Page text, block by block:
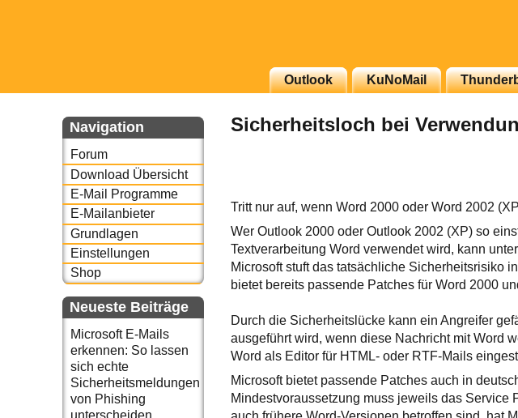
Outlook KuNoMail
Navigation
Forum
Download Übersicht
E-Mail Programme
E-Mailanbieter
Grundlagen
Einstellungen
Shop
Neueste Beiträge
Microsoft E-Mails
erkennen: So lassen
sich echte
Sicherheitsmeldungen
von Phishing
unterscheiden
Sicherheitsloch bei
Tritt nur auf, wenn Word 2000 oder Word 2002
Wer Outlook 2000 oder Outlook 2002 (XP) so
Textverarbeitung Word verwendet wird, kann
Microsoft stuft das tatsächliche Sicherheitsrisiko
bietet bereits passende Patches für Word 2000
Durch die Sicherheitslücke kann ein Angreifer
ausgeführt wird, wenn diese Nachricht mit Word
Word als Editor für HTML- oder RTF-Mails
Microsoft bietet passende Patches auch in
Mindestvoraussetzung muss jeweils das Service
oder auch